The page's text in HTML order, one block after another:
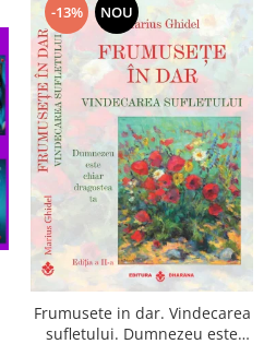
-13% NOU
Frumusete in dar. Vindecarea
sufletului. Dumnezeu este